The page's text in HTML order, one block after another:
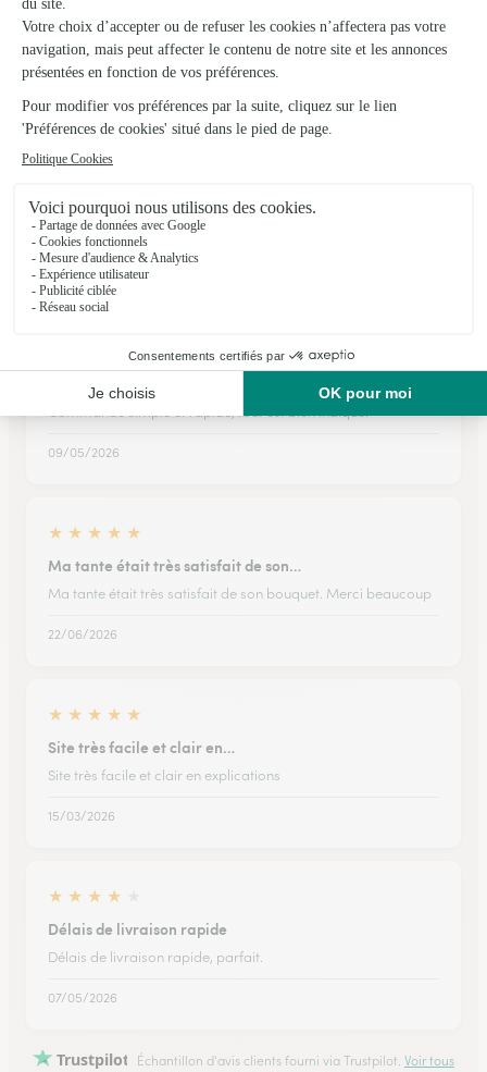
Soual
★★★★ ★4.7 (79)
37, Grand'Rue
Voir la boutique
Ils ont fait livrer des fleurs ou une plante à
Pont-de-Larn
★
Commande passée avec succès
Commande simple et rapide, tout est bien indiqué.
09/05/2026
★ ★ ★ ★ ★
Ma tante était très satisfait de son…
Ma tante était très satisfait de son bouquet. Merci beaucoup
22/06/2026
★ ★ ★ ★ ★
Site très facile et clair en…
Site très facile et clair en explications
15/03/2026
★ ★ ★ ★
Délais de livraison rapide
Délais de livraison rapide, parfait.
07/05/2026
Trustpilot Échantillon d'avis clients fourni via Trustpilot. Voir tous